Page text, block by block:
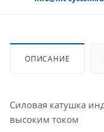
ОПИСАНИЕ
Силовая катушка
высоким током